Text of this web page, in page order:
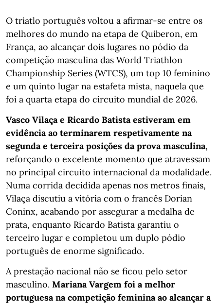
O triatlo português voltou a afirmar-se entre os
melhores do mundo na etapa de Quiberon, em
França, ao alcançar dois lugares no pódio da
competição masculina das World Triathlon
Championship Series (WTCS), um top 10 feminino
e um quinto lugar na estafeta mista, naquela que
foi a quarta etapa do circuito mundial de 2026.
Vasco Vilaça e Ricardo Batista estiveram em
evidência ao terminarem respetivamente na
segunda e terceira posições da prova masculina,
reforçando o excelente momento que atravessam
no principal circuito internacional da modalidade.
Numa corrida decidida apenas nos metros finais,
Vilaça discutiu a vitória com o francês Dorian
Coninx, acabando por assegurar a medalha de
prata, enquanto Ricardo Batista garantiu o
terceiro lugar e completou um duplo pódio
português de enorme significado.
A prestação nacional não se ficou pelo setor
masculino. Mariana Vargem foi a melhor
portuguesa na competição feminina ao alcançar a